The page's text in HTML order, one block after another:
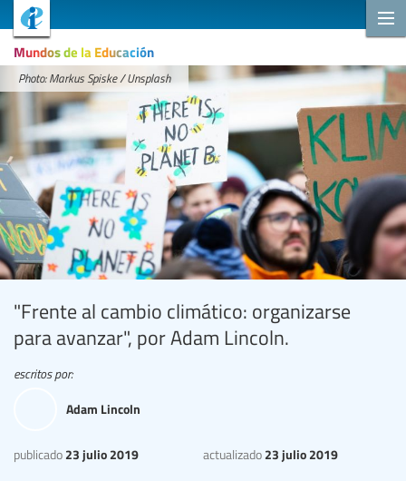
Mundos de la Educación
Photo: Markus Spiske / Unsplash
"Frente al cambio climático: organizarse
para avanzar", por Adam Lincoln.
publicado 23 julio 2019 actualizado 23 julio 2019
escritos por:
Adam Lincoln